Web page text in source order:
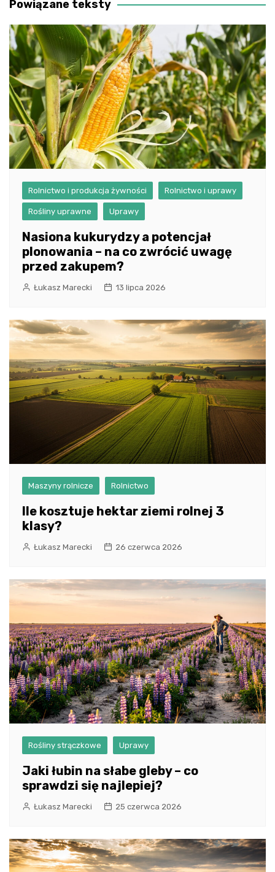
Powiązane teksty
Rolnictwo i produkcja żywności Rolnictwo i uprawy
Rośliny uprawne Uprawy
Nasiona kukurydzy a potencjał
plonowania – na co zwrócić uwagę
przed zakupem?
Łukasz Marecki 13 lipca 2026
Maszyny rolnicze Rolnictwo
Ile kosztuje hektar ziemi rolnej 3
klasy?
Łukasz Marecki 26 czerwca 2026
Rośliny strączkowe Uprawy
Jaki łubin na słabe gleby – co
sprawdzi się najlepiej?
Łukasz Marecki 25 czerwca 2026